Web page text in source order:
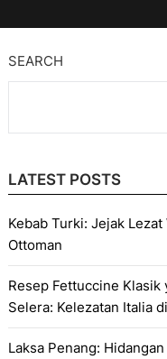
SEARCH
LATEST POSTS
Kebab Turki: Jejak
Ottoman
Resep Fettuccine Klasik
Selera: Kelezatan Italia
Laksa Penang: